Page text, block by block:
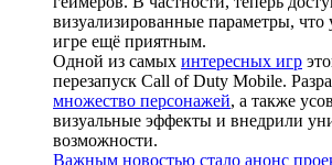
визуализированные параметры, что
игре ещё приятным.
Одной из самых интересных игр
перезапуск Call of Duty Mobile.
множество персонажей, а также
визуальные эффекты и внедрили
возможности.
Важным новостью стало анонс